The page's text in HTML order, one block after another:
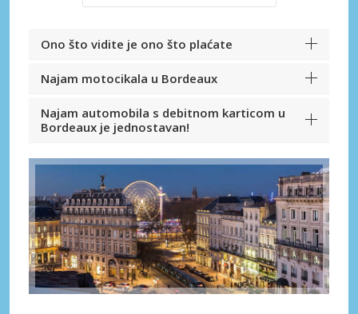
Ono što vidite je ono što plaćate
Najam motocikala u Bordeaux
Najam automobila s debitnom karticom u
Bordeaux je jednostavan!